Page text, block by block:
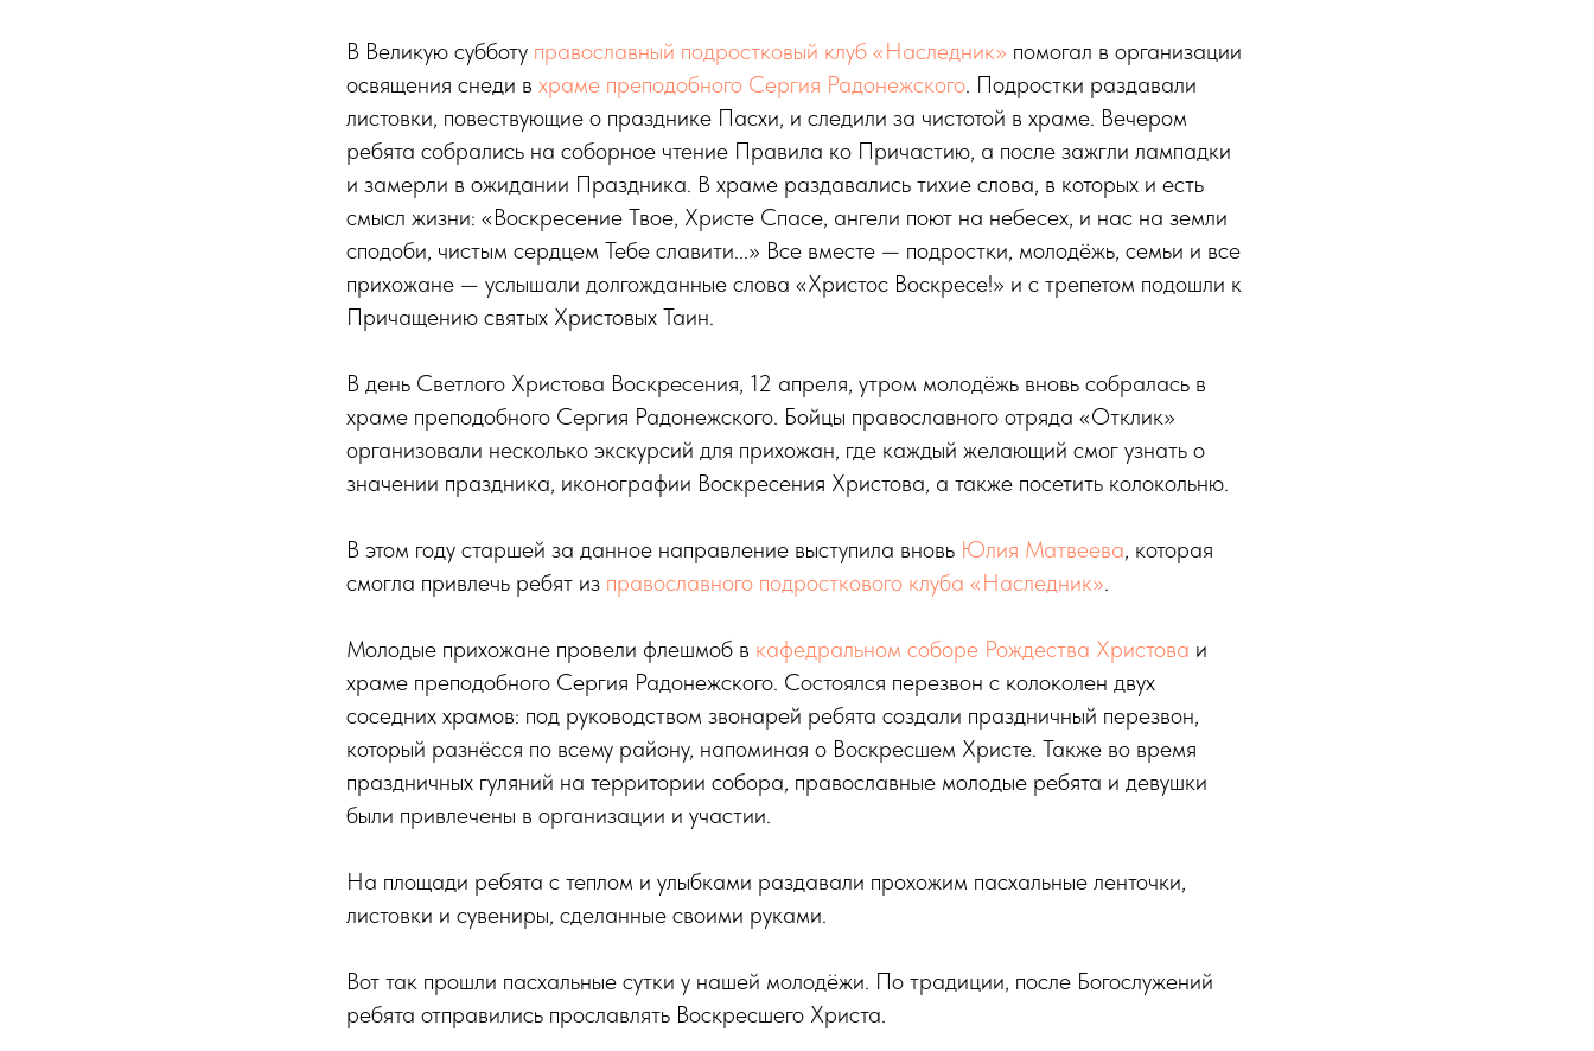
В Великую субботу православный подростковый клуб «Наследник» помогал в организации
освящения снеди в храме преподобного Сергия Радонежского. Подростки раздавали
листовки, повествующие о празднике Пасхи, и следили за чистотой в храме. Вечером
ребята собрались на соборное чтение Правила ко Причастию, а после зажгли лампадки
и замерли в ожидании Праздника. В храме раздавались тихие слова, в которых и есть
смысл жизни: «Воскресение Твое, Христе Спасе, ангели поют на небесех, и нас на земли
сподоби, чистым сердцем Тебе славити...» Все вместе — подростки, молодёжь, семьи и все
прихожане — услышали долгожданные слова «Христос Воскресе!» и с трепетом подошли к
Причащению святых Христовых Таин.
В день Светлого Христова Воскресения, 12 апреля, утром молодёжь вновь собралась в
храме преподобного Сергия Радонежского. Бойцы православного отряда «Отклик»
организовали несколько экскурсий для прихожан, где каждый желающий смог узнать о
значении праздника, иконографии Воскресения Христова, а также посетить колокольню.
В этом году старшей за данное направление выступила вновь Юлия Матвеева, которая
смогла привлечь ребят из православного подросткового клуба «Наследник».
Молодые прихожане провели флешмоб в кафедральном соборе Рождества Христова и
храме преподобного Сергия Радонежского. Состоялся перезвон с колоколен двух
соседних храмов: под руководством звонарей ребята создали праздничный перезвон,
который разнёсся по всему району, напоминая о Воскресшем Христе. Также во время
праздничных гуляний на территории собора, православные молодые ребята и девушки
были привлечены в организации и участии.
На площади ребята с теплом и улыбками раздавали прохожим пасхальные ленточки,
листовки и сувениры, сделанные своими руками.
Вот так прошли пасхальные сутки у нашей молодёжи. По традиции, после Богослужений
ребята отправились прославлять Воскресшего Христа.